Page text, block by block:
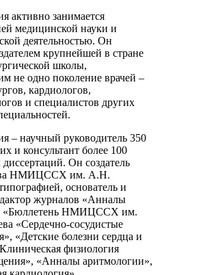
активно занимается
медицинской науки и
деятельностью. Он
крупнейшей в стране
школы,
не одно поколение врачей –
кардиологов,
и специалистов других
– научный руководитель 350
и консультант более 100
диссертаций. Он создатель
НМИЦССХ им. А.Н.
основатель и
журналов «Анналы
«Бюллетень НМИЦССХ им.
«Сердечно-сосудистые
«Детские болезни сердца и
физиология
«Анналы аритмологии»,